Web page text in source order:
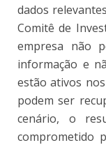
dados
Comitê de
empresa não
informação e
estão ativos
podem ser
cenário, o
comprometido